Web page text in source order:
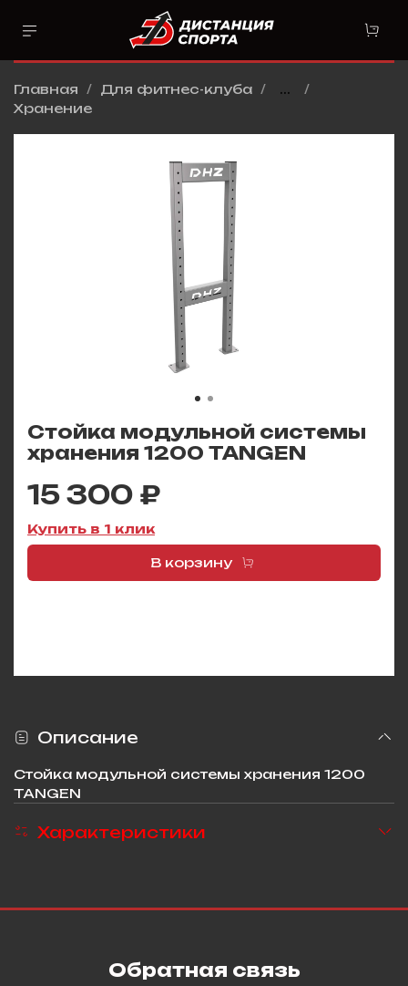
Главная Для фитнес-клуба
...
Хранение
Стойка модульной системы
хранения 1200 TANGEN
15 300 ₽
Купить в 1 клик
В корзину
Описание
Стойка модульной системы хранения 1200
TANGEN
Характеристики
Обратная связь